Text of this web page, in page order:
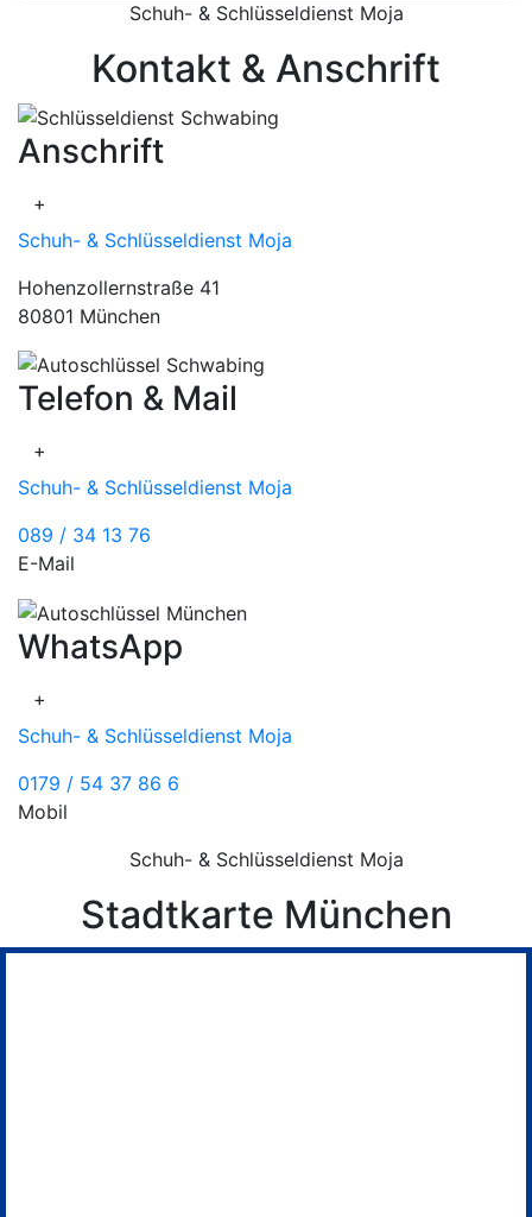
Schuh- & Schlüsseldienst Moja
Kontakt & Anschrift
Anschrift
+
Schuh- & Schlüsseldienst Moja
Hohenzollernstraße 41
80801 München
Telefon & Mail
+
Schuh- & Schlüsseldienst Moja
089 / 34 13 76
E-Mail
WhatsApp
+
Schuh- & Schlüsseldienst Moja
0179 / 54 37 86 6
Mobil
Schuh- & Schlüsseldienst Moja
Stadtkarte München